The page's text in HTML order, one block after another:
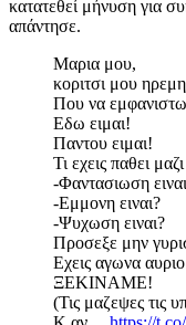
κατατεθεί μήνυση για
απάντησε.
Μαρια μου,
κοριτσι μου
Που να
Εδω ειμαι!
Παντου ειμαι!
Τι εχεις παθει
-Φαντασιωση
-Εμμονη ειναι?
-Ψυχωση ειναι?
Προσεξε μην
Εχεις αγωνα
ΞΕΚΙΝΑΜΕ!
(Τις μαζεψες τις